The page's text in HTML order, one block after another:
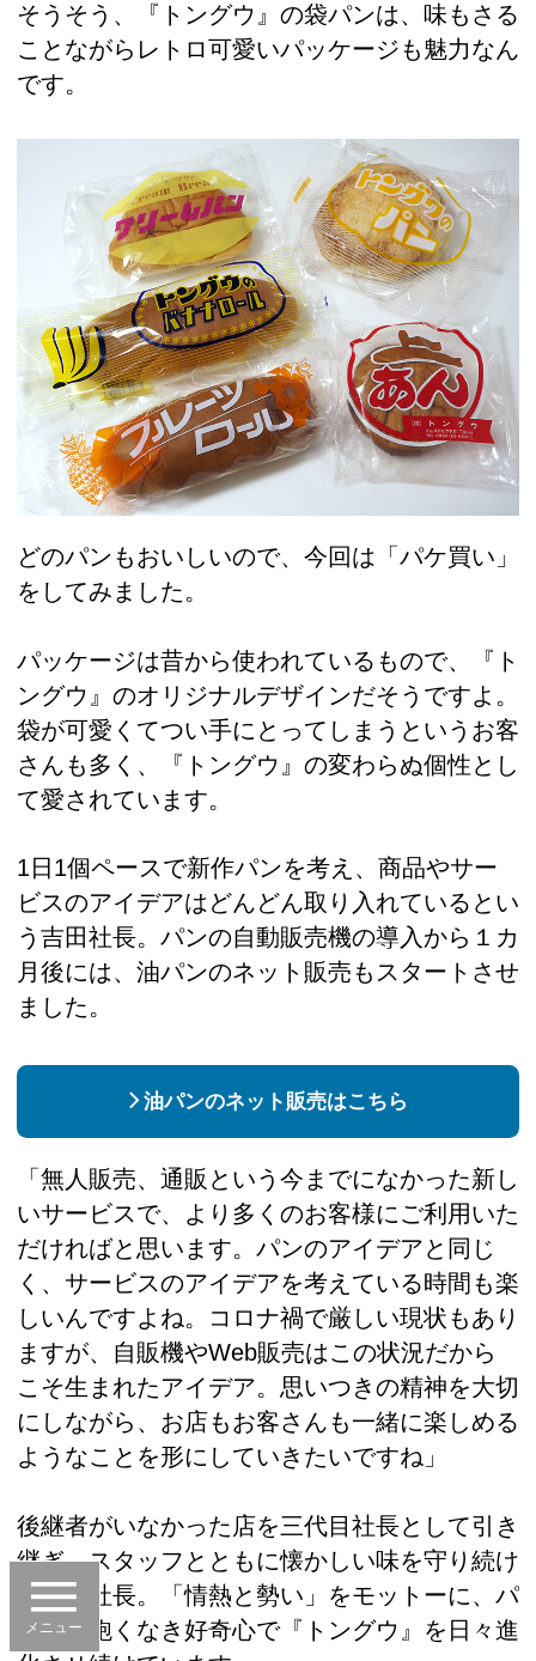
メニュー
そうそう、『トングウ』の袋パンは、味もさる
ことながらレトロ可愛いパッケージも魅力なん
です。
どのパンもおいしいので、今回は「パケ買い」
をしてみました。
パッケージは昔から使われているもので、『ト
ングウ』のオリジナルデザインだそうですよ。
袋が可愛くてつい手にとってしまうというお客
さんも多く、『トングウ』の変わらぬ個性とし
て愛されています。
1日1個ペースで新作パンを考え、商品やサー
ビスのアイデアはどんどん取り入れているとい
う吉田社長。パンの自動販売機の導入から１カ
月後には、油パンのネット販売もスタートさせ
ました。
油パンのネット販売はこちら
「無人販売、通販という今までになかった新し
いサービスで、より多くのお客様にご利用いた
だければと思います。パンのアイデアと同じ
く、サービスのアイデアを考えている時間も楽
しいんですよね。コロナ禍で厳しい現状もあり
ますが、自販機やWeb販売はこの状況だから
こそ生まれたアイデア。思いつきの精神を大切
にしながら、お店もお客さんも一緒に楽しめる
ようなことを形にしていきたいですね」
後継者がいなかった店を三代目社長として引き
継ぎ、スタッフとともに懐かしい味を守り続け
る吉田社長。「情熱と勢い」をモットーに、パ
ンへの飽くなき好奇心で『トングウ』を日々進